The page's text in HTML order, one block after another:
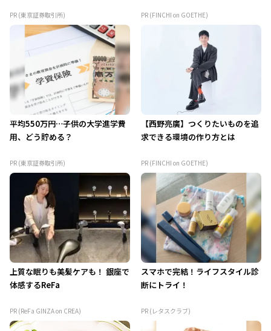
PR (東京証券取引所) PR (FINCHI on GOETHE)
平均550万円…子供の大学進学費
用、どう貯める？
PR (東京証券取引所)
【西野亮廣】つくりたいものを追
求できる環境の作り方とは
PR (FINCHI on GOETHE)
上質な眠りも美髪ケアも！ 銀座で
体感するReFa
PR (ReFa GINZA on CREA)
スマホで完結！ライフスタイル診
断にトライ！
PR (レタスクラブ)